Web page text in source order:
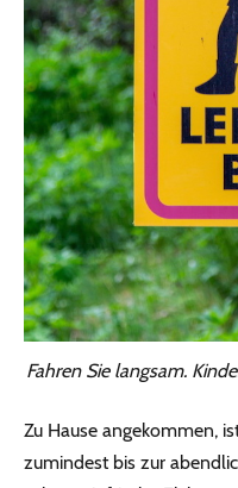
Fahren Sie langsam.
Zu Hause angekommen,
zumindest bis zur